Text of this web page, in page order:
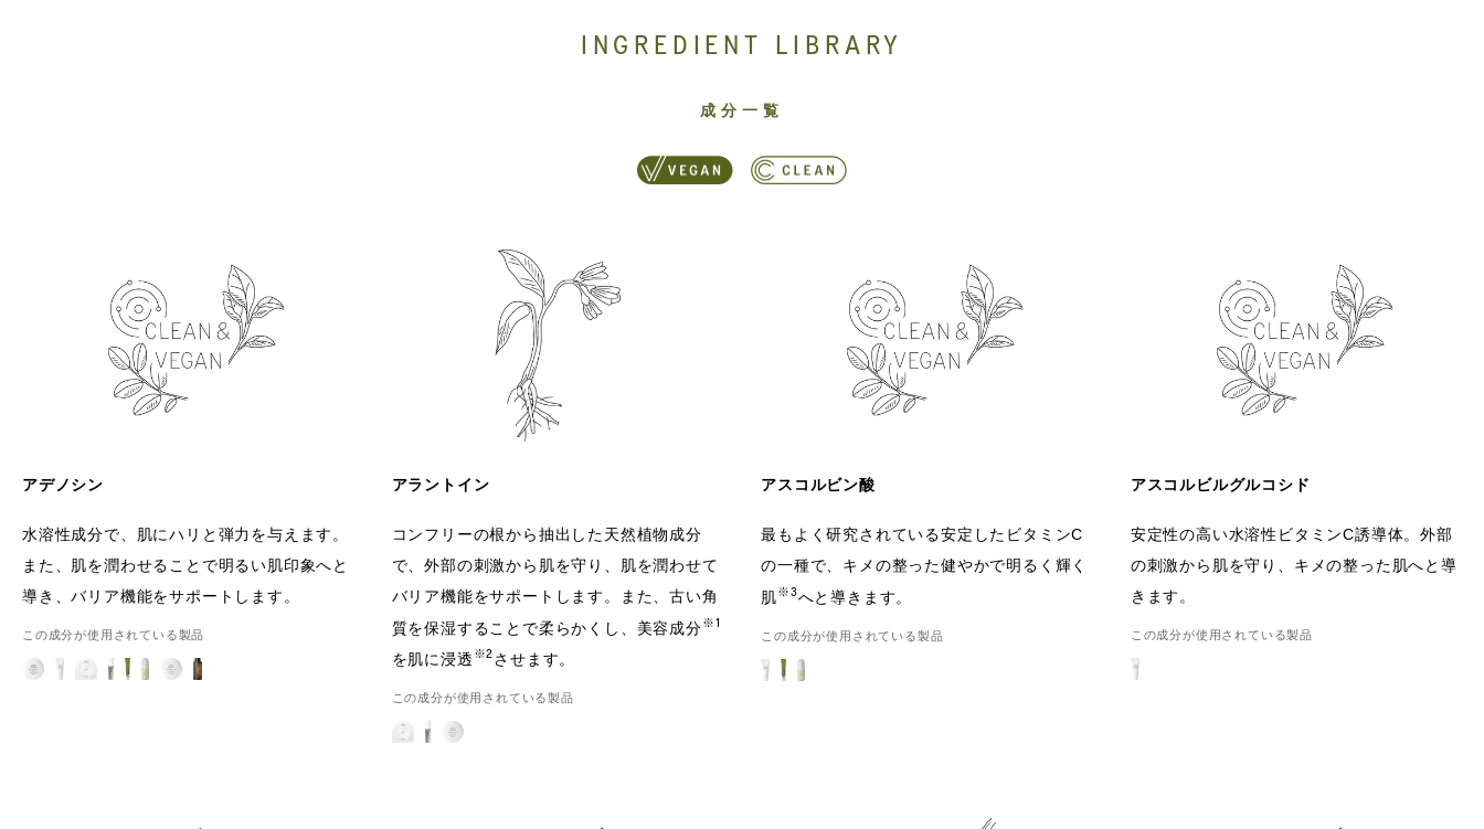
INGREDIENT LIBRARY
成分一覧
アデノシン
水溶性成分で、肌にハリと弾力を与えます。
また、肌を潤わせることで明るい肌印象へと
導き、バリア機能をサポートします。
この成分が使用されている製品
アラントイン
コンフリーの根から抽出した天然植物成分
で、外部の刺激から肌を守り、肌を潤わせて
バリア機能をサポートします。また、古い角
質を保湿することで柔らかくし、美容成分※1
を肌に浸透 ※2させます。
この成分が使用されている製品
アスコルビン酸
最もよく研究されている安定したビタミンC
の一種で、キメの整った健やかで明るく輝く
肌※3へと導きます。
この成分が使用されている製品
アスコルビルグルコシド
安定性の高い水溶性ビタミンC誘導体。外部
の刺激から肌を守り、キメの整った肌へと導
きます。
この成分が使用されている製品